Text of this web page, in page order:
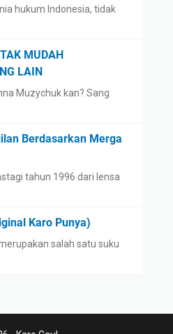
hukum Indonesia, tidak
MUDAH
LAIN
Muzychuk kan? Sang
Berdasarkan Merga
tahun 1996 dari lensa
Karo Punya)
salah satu suku